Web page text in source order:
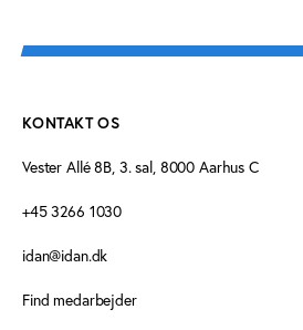
KONTAKT OS
Vester Allé 8B, 3. sal, 8000 Aarhus C
+45 3266 1030
idan@idan.dk
Find medarbejder